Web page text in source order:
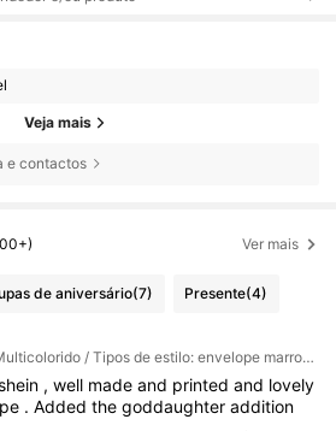
Veja mais
e contactos
Ver mais
de aniversário(7) Presente(4)
Cor: Multicolorido / Tipos de estilo: envelope marrom / Tamanho: (12x17cm)/(4,72x6,7 pol.)
, well made and printed and lovely
.Addedthegoddaughteraddition